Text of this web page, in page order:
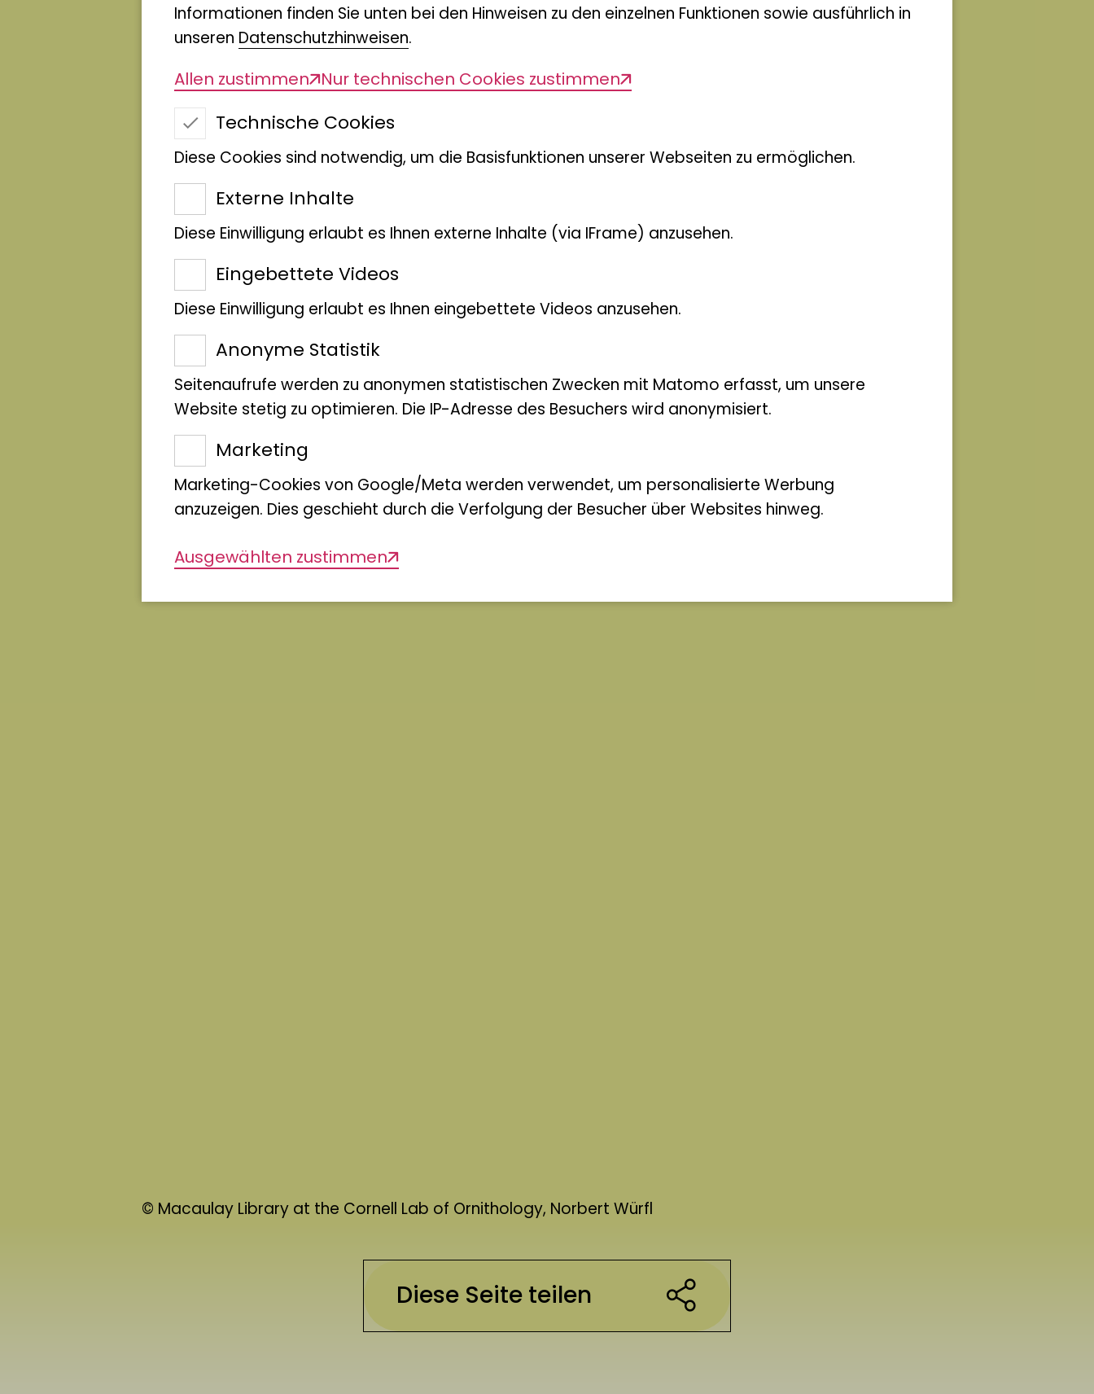
© Macaulay Library at the Cornell Lab of Ornithology, Norbert Würfl
Diese Seite teilen
Informationen finden Sie unten bei den Hinweisen zu den einzelnen Funktionen sowie ausführlich in
unseren Datenschutzhinweisen.
Allen zustimmen Nur technischen Cookies zustimmen
Technische Cookies
Diese Cookies sind notwendig, um die Basisfunktionen unserer Webseiten zu ermöglichen.
Externe Inhalte
Diese Einwilligung erlaubt es Ihnen externe Inhalte (via IFrame) anzusehen.
Eingebettete Videos
Diese Einwilligung erlaubt es Ihnen eingebettete Videos anzusehen.
Anonyme Statistik
Seitenaufrufe werden zu anonymen statistischen Zwecken mit Matomo erfasst, um unsere
Website stetig zu optimieren. Die IP-Adresse des Besuchers wird anonymisiert.
Marketing
Marketing-Cookies von Google/Meta werden verwendet, um personalisierte Werbung
anzuzeigen. Dies geschieht durch die Verfolgung der Besucher über Websites hinweg.
Ausgewählten zustimmen